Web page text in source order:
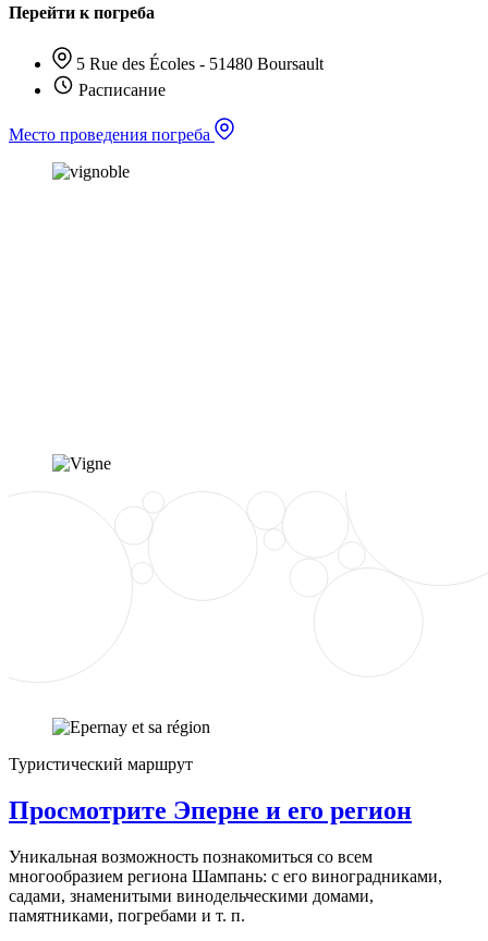
Перейти к погреба
5 Rue des Écoles - 51480 Boursault
Расписание
Место проведения погреба
Туристический маршрут
Просмотрите Эперне и его регион
Уникальная возможность познакомиться со всем
многообразием региона Шампань: с его виноградниками,
садами, знаменитыми винодельческими домами,
памятниками, погребами и т. п.